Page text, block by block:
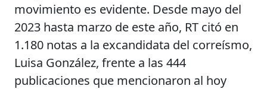
movimiento es evidente. Desde mayo del
2023 hasta marzo de este año, RT citó en
1.180 notas a la excandidata del correísmo,
Luisa González, frente a las 444
publicaciones que mencionaron al hoy